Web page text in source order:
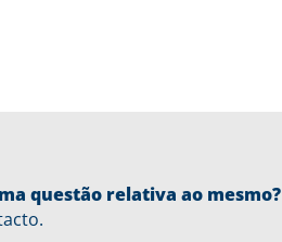
questão relativa ao mesmo?